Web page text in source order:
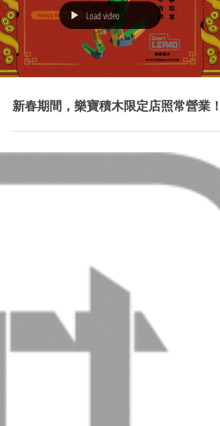
Load video
新春期間，樂寶積木限定店照常營業！